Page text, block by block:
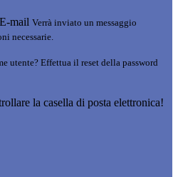
E-mail Verrà inviato un messaggio
necessarie.
utente? Effettua il reset della password
la casella di posta elettronica!